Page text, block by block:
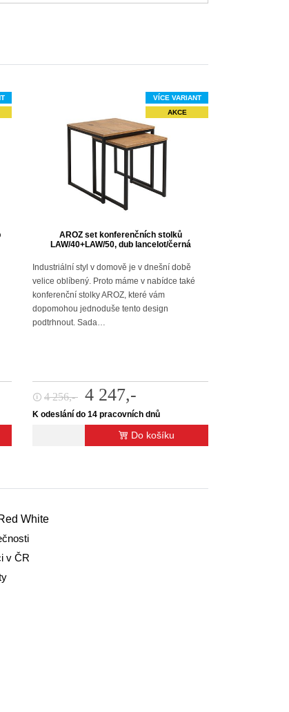
VÍCE VARIANT
AKCE
AROZ set konferenčních stolků
LAW/40+LAW/50, dub lancelot/černá
Industriální styl v domově je v dnešní době
velice oblíbený. Proto máme v nabídce také
konferenční stolky AROZ, které vám
dopomohou jednoduše tento design
podtrhnout. Sada…
🛈 4 256,- 4 247,-
K odeslání do 14 pracovních dnů
Do košíku
White
v ČR